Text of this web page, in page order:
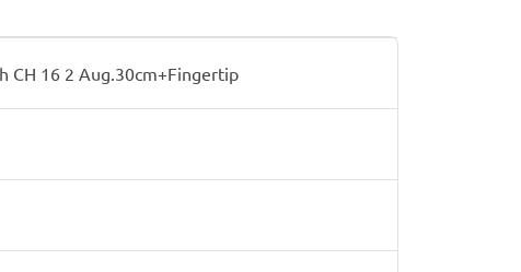
CH 16 2 Aug.30cm+Fingertip